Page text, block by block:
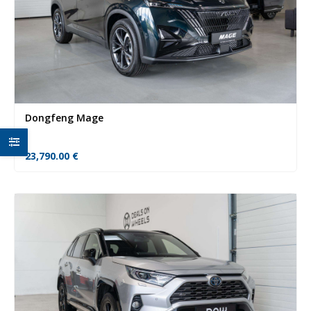
Dongfeng Mage
23,790.00 €